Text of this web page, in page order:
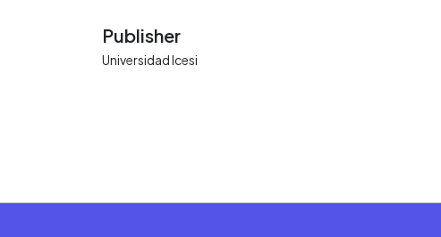
Publisher
Universidad Icesi